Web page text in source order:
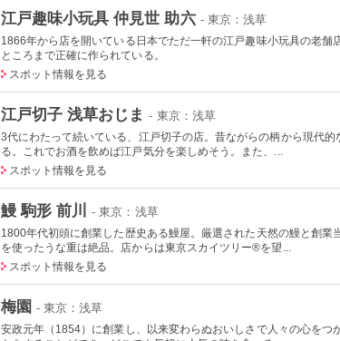
江戸趣味小玩具 仲見世 助六 - 東京：浅草
1866年から店を開いている日本でただ一軒の江戸趣味小玩具の老舗
ところまで正確に作られている。
スポット情報を見る
江戸切子 浅草おじま - 東京：浅草
3代にわたって続いている、江戸切子の店。昔ながらの柄から現代
る。これでお酒を飲めば江戸気分を楽しめそう。また、...
スポット情報を見る
鰻 駒形 前川 - 東京：浅草
1800年代初頭に創業した歴史ある鰻屋。厳選された天然の鰻と創業
を使ったうな重は絶品。店からは東京スカイツリー®を望...
スポット情報を見る
梅園 - 東京：浅草
安政元年（1854）に創業し、以来変わらぬおいしさで人々の心をつ